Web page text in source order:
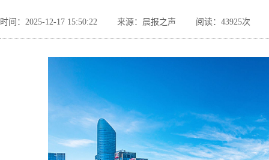
时间：2025-12-17 15:50:22 来源：晨报之声 阅读：43925次